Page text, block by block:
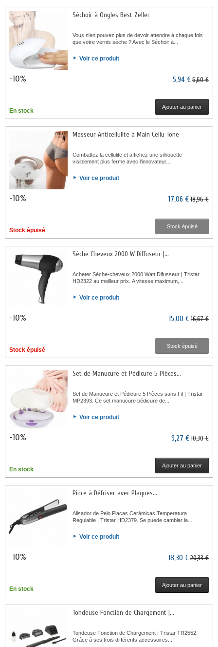
Séchoir à Ongles Best Zeller
Vous n'en pouvez plus de devoir attendre à chaque fois
que votre vernis sèche ? Avec le Séchoir à...
Voir ce produit
-10% 5,94 €6,60 €
En stock
Ajouter au panier
Masseur Anticellulite à Main Cellu Tone
Combattez la cellulite et affichez une silhouette
visiblement plus ferme avec l’innovateur...
Voir ce produit
-10% 17,06 €18,96 €
Stock épuisé
Stock épuisé
Sèche Cheveux 2000 W Diffuseur |...
Acheter Sèche-cheveux 2000 Watt Difusseur | Tristar
HD2322 au meilleur prix. A vitesse maximum,...
Voir ce produit
-10% 15,00 €16,67 €
Stock épuisé
Stock épuisé
Set de Manucure et Pédicure 5 Pièces...
Set de Manucure et Pédicure 5 Pièces sans Fil | Tristar
MP2393. Ce set manucure pédicure de...
Voir ce produit
-10% 9,27 €10,30 €
En stock
Ajouter au panier
Pince à Défriser avec Plaques...
Alisador de Pelo Placas Cerámicas Temperatura
Regulable | Tristar HD2379. Se puede cambiar la...
Voir ce produit
-10% 18,30 €20,33 €
En stock
Ajouter au panier
Tondeuse Fonction de Chargement |...
Tondeuse Fonction de Chargement | Tristar TR2552.
Grâce à ses trois différents accessoires...